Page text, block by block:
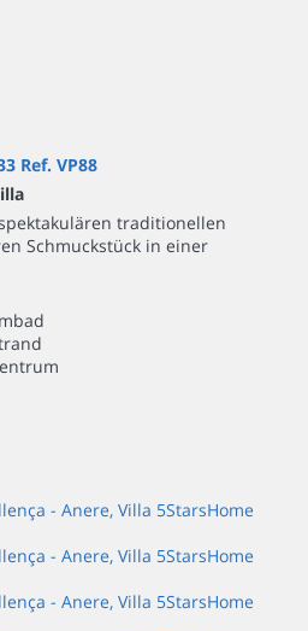
Ref. VP88
traditionellen
Schmuckstück in einer